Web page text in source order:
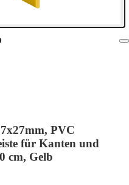
PVC
für Kanten und
cm, Gelb